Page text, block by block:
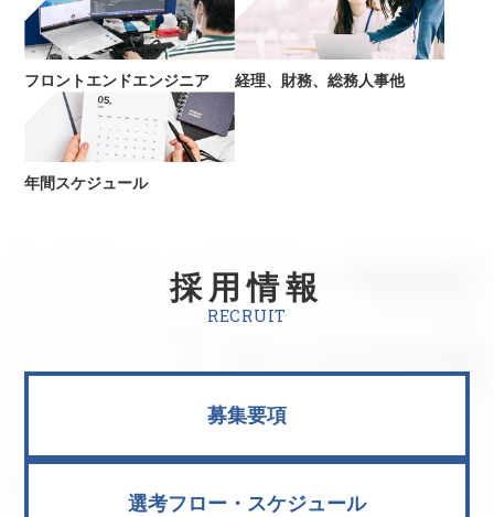
フロントエンドエンジニア 経理、財務、総務人事他
年間スケジュール
採用情報
RECRUIT
募集要項
選考フロー・スケジュール